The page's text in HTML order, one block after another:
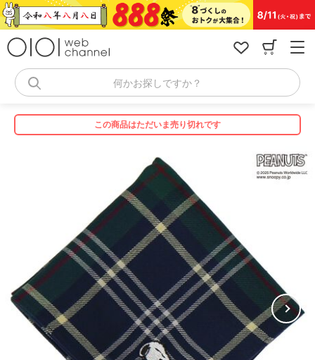
コ
ン
何かお探しですか？
この商品はただいま売り切れです